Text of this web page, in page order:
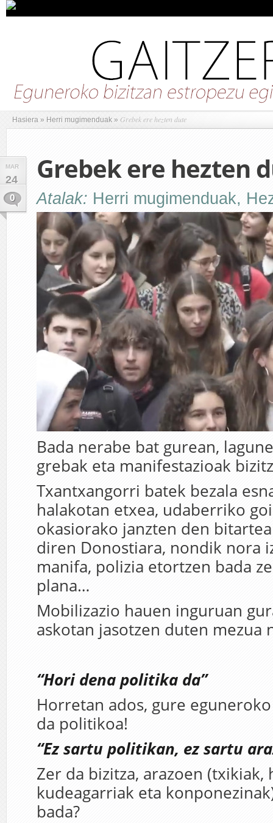
Hasiera » Herri mugimenduak » Grebek ere hezten dute
MAR
24
0
Grebek ere hezten
Atalak: Herri mugimenduak,
Bada nerabe bat gurean,
grebak eta manifestazioak
Txantxangorri batek bezala
halakotan etxea, udaberriko
okasiorako janzten den
diren Donostiara, nondik nora
manifa, polizia etortzen bada
plana…
Mobilizazio hauen inguruan
askotan jasotzen duten mezua
“Hori dena politika da”
Horretan ados, gure
da politikoa!
“Ez sartu politikan, ez sartu
Zer da bizitza, arazoen (txikiak,
kudeagarriak eta
bada?